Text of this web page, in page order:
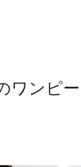
ワンピー